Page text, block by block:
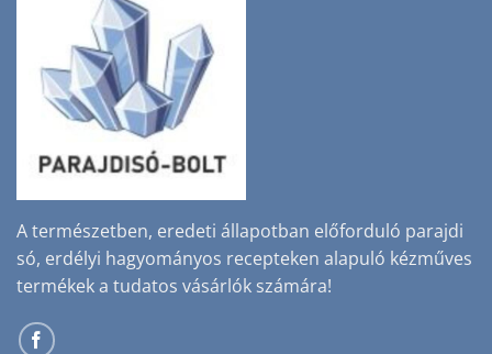
A természetben, eredeti állapotban előforduló parajdi
só, erdélyi hagyományos recepteken alapuló kézműves
termékek a tudatos vásárlók számára!